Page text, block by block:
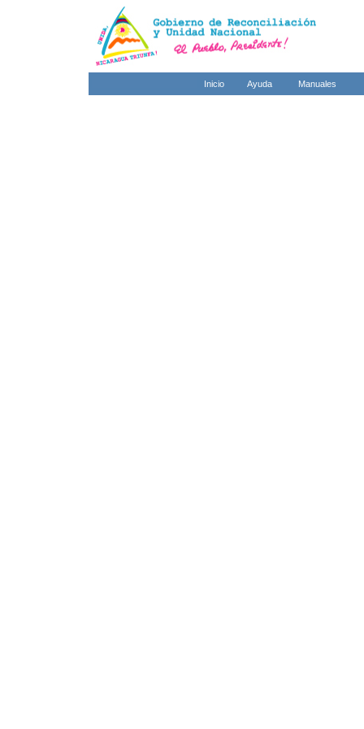
Inicio Ayuda Manuales